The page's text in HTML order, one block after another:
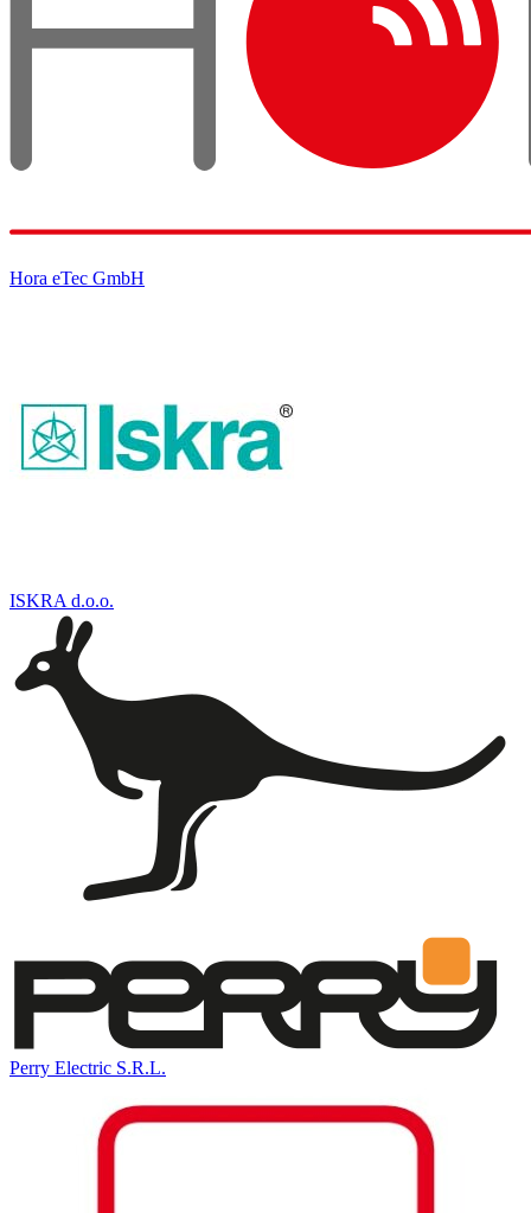
Hora eTec GmbH
ISKRA d.o.o.
Perry Electric S.R.L.